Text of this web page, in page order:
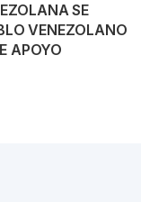
SE
VENEZOLANO
APOYO